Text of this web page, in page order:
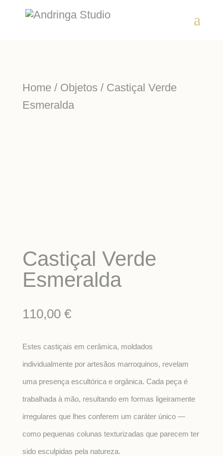
Home/ Objetos / Castiçal Verde
Esmeralda
Castiçal Verde
Esmeralda
110,00 €
Estes castiçais em cerâmica, moldados
individualmente por artesãos marroquinos, revelam
uma presença escultórica e orgânica. Cada peça é
trabalhada à mão, resultando em formas ligeiramente
irregulares que lhes conferem um caráter único —
como pequenas colunas texturizadas que parecem ter
sido esculpidas pela natureza.